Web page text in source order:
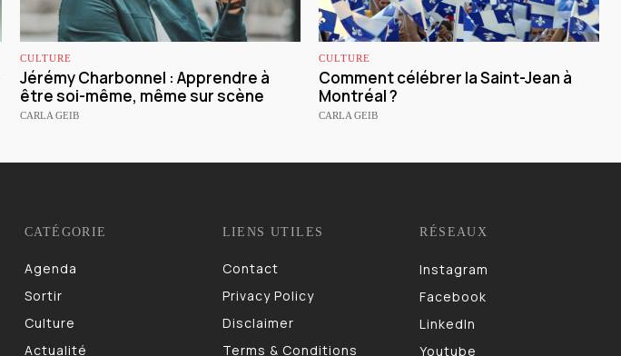
CULTURE
Jérémy Charbonnel : Apprendre à
être soi-même, même sur scène
CARLA GEIB
CULTURE
Comment célébrer la Saint-Jean à
Montréal ?
CARLA GEIB
CATÉGORIE
Agenda
Sortir
Culture
Actualité
LIENS UTILES
Contact
Privacy Policy
Disclaimer
Terms & Conditions
RÉSEAUX
Instagram
Facebook
LinkedIn
Youtube